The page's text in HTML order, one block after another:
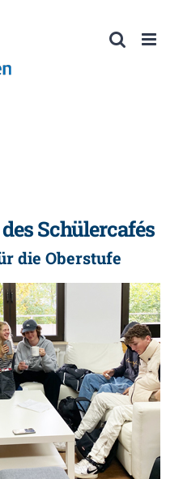
Schülercafés
die Oberstufe